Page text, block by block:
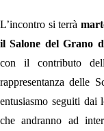
L’incontro si terrà
il Salone del Grano
con il contributo
rappresentanza delle
entusiasmo seguiti dai
che andranno ad